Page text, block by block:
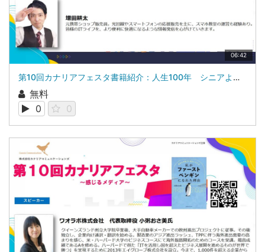
06:42
第10回カナリアフェスタ書籍紹介：人生100年 シニアよ、新デジタル時代を共に生きよう！増田 耕太
無料
0
0